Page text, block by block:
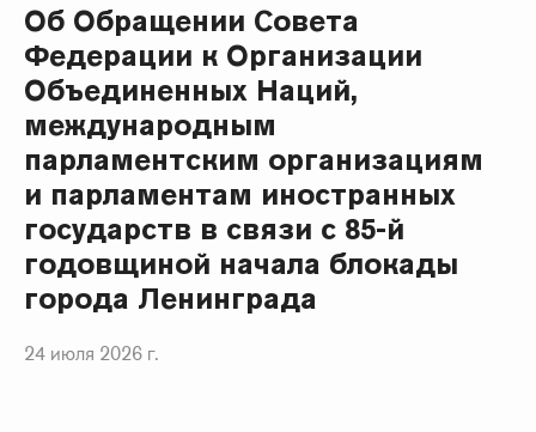
Об Обращении Совета
Федерации к Организации
Объединенных Наций,
международным
парламентским организациям
и парламентам иностранных
государств в связи с 85-й
годовщиной начала блокады
города Ленинграда
24 июля 2026 г.